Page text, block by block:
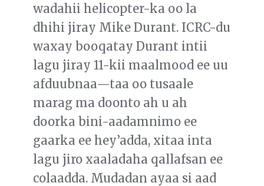
wadahii helicopter-ka oo la
dhihi jiray Mike Durant. ICRC-du
waxay booqatay Durant intii
lagu jiray 11-kii maalmood ee uu
afduubnaa—taa oo tusaale
marag ma doonto ah u ah
doorka bini-aadamnimo ee
gaarka ee hey’adda, xitaa inta
lagu jiro xaaladaha qallafsan ee
colaadda. Mudadan ayaa si aad